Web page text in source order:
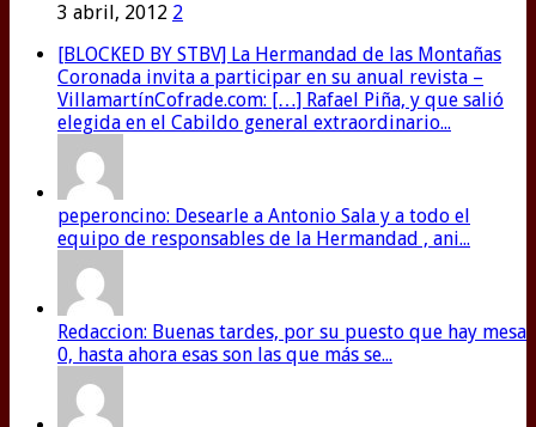
3 abril, 2012 2
[BLOCKED BY STBV] La Hermandad de las Montañas
Coronada invita a participar en su anual revista –
VillamartínCofrade.com: […] Rafael Piña, y que salió
elegida en el Cabildo general extraordinario...
peperoncino: Desearle a Antonio Sala y a todo el
equipo de responsables de la Hermandad , ani...
Redaccion: Buenas tardes, por su puesto que hay mesa
0, hasta ahora esas son las que más se...